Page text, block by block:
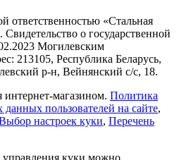
ответственностью «Стальная
о государственной
Могилевским
213105, Республика Беларусь,
р-н, Вейнянский с/с, 18.
интернет-магазином. Политика
пользователей на сайте,
настроек куки, Перечень